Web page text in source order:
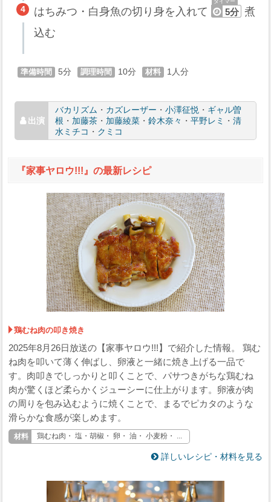
はちみつ・白身魚の切り身を入れて 5分 煮
込む
5 10 1
バカリズム ・ カズレーザー ・ 小澤征悦・ ギャル曽
根 ・ 加藤茶・ 加藤綾菜・ 鈴木奈々 ・ 平野レミ ・ 清
水ミチコ ・ クミコ
『家事ヤロウ!!!』の最新レシピ
鶏むね肉の叩き焼き
2025年8月26日放送の【家事ヤロウ!!!】で紹介した情報。 鶏む
ね肉を叩いて薄く伸ばし、卵液と一緒に焼き上げる一品で
す。肉叩きでしっかりと叩くことで、パサつきがちな鶏むね
肉が驚くほど柔らかくジューシーに仕上がります。卵液が肉
の周りを包み込むように焼くことで、まるでピカタのような
滑らかな食感が楽しめます。
鶏むね肉・ 塩・胡椒・ 卵・ 油・ 小麦粉・ ...
詳しいレシピ・材料を見る